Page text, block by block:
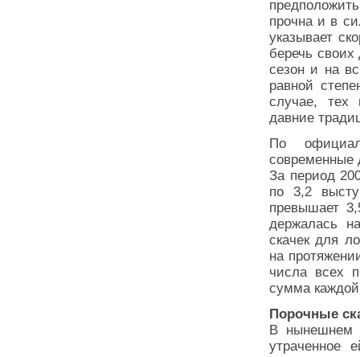
прочна и в
указывает
беречь
сезон и на
равной
случае, тех
давние
По
современные
За период
по 3,2
превышает
держалась
скачек для
на
числа всех
сумма
Порочные
В нынешнем
утраченное